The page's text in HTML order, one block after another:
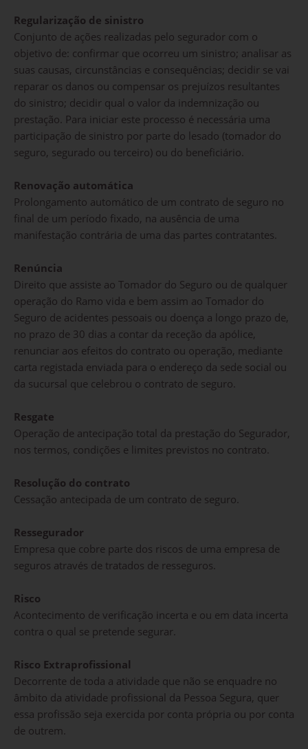
Regularização de sinistro
Conjunto de ações realizadas pelo segurador com o
objetivo de: confirmar que ocorreu um sinistro; analisar as
suas causas, circunstâncias e consequências; decidir se vai
reparar os danos ou compensar os prejuízos resultantes
do sinistro; decidir qual o valor da indemnização ou
prestação. Para iniciar este processo é necessária uma
participação de sinistro por parte do lesado (tomador do
seguro, segurado ou terceiro) ou do beneficiário.
Renovação automática
Prolongamento automático de um contrato de seguro no
final de um período fixado, na ausência de uma
manifestação contrária de uma das partes contratantes.
Renúncia
Direito que assiste ao Tomador do Seguro ou de qualquer
operação do Ramo vida e bem assim ao Tomador do
Seguro de acidentes pessoais ou doença a longo prazo de,
no prazo de 30 dias a contar da receção da apólice,
renunciar aos efeitos do contrato ou operação, mediante
carta registada enviada para o endereço da sede social ou
da sucursal que celebrou o contrato de seguro.
Resgate
Operação de antecipação total da prestação do Segurador,
nos termos, condições e limites previstos no contrato.
Resolução do contrato
Cessação antecipada de um contrato de seguro.
Ressegurador
Empresa que cobre parte dos riscos de uma empresa de
seguros através de tratados de resseguros.
Risco
Acontecimento de verificação incerta e ou em data incerta
contra o qual se pretende segurar.
Risco Extraprofissional
Decorrente de toda a atividade que não se enquadre no
âmbito da atividade profissional da Pessoa Segura, quer
essa profissão seja exercida por conta própria ou por conta
de outrem.